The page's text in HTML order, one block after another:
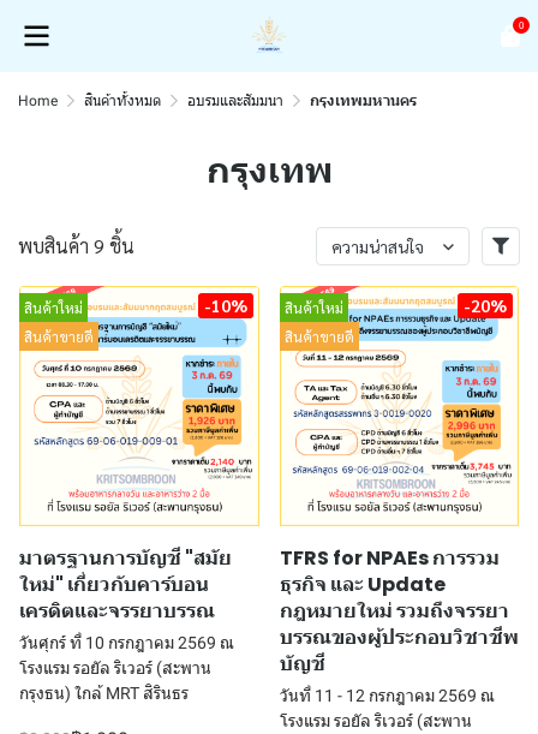
0
Home สินค้าทั้งหมด อบรมและสัมมนา กรุงเทพมหานคร
กรุงเทพ
พบสินค้า 9 ชิ้น ความน่าสนใจ
สินค้าใหม่
สินค้าขายดี
-10%
มาตรฐานการบัญชี "สมัย
ใหม่" เกี่ยวกับคาร์บอน
เครดิตและจรรยาบรรณ
วันศุกร์ ที่ 10 กรกฎาคม 2569 ณ
โรงแรม รอยัล ริเวอร์ (สะพาน
กรุงธน) ใกล้ MRT สิรินธร
สินค้าใหม่
สินค้าขายดี
-20%
TFRS for NPAEs การรวม
ธุรกิจ และ Update
กฎหมายใหม่ รวมถึงจรรยา
บรรณของผู้ประกอบวิชาชีพ
บัญชี
วันที่ 11 - 12 กรกฎาคม 2569 ณ
โรงแรม รอยัล ริเวอร์ (สะพาน